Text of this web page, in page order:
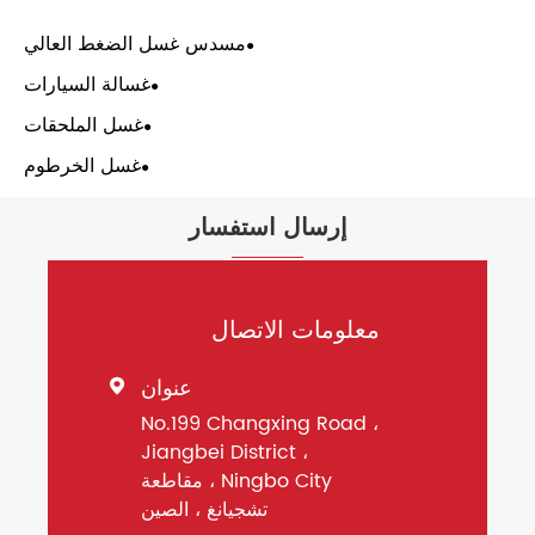
مسدس غسل الضغط العالي
غسالة السيارات
غسل الملحقات
غسل الخرطوم
إرسال استفسار
معلومات الاتصال
 عنوان
No.199 Changxing Road ،
Jiangbei District ،
Ningbo City ، مقاطعة
تشجيانغ ، الصين